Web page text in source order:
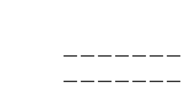
ㅡㅡㅡㅡㅡㅡ
ㅡㅡㅡㅡㅡㅡ